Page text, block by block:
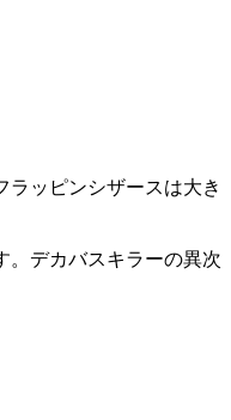
ッピンシザースは大き
。デカバスキラーの異次